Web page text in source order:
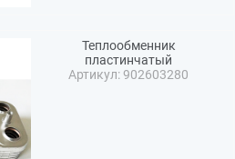
Теплообменник
пластинчатый
Артикул: 902603280